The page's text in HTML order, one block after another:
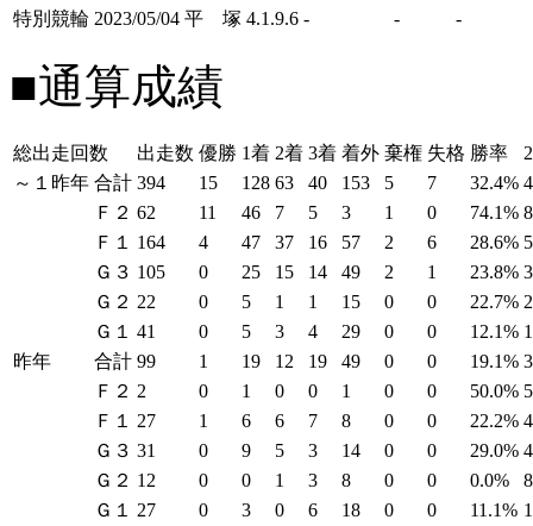
特別競輪 2023/05/04 平 塚 4.1.9.6 - - -
■通算成績
総出走回数 出走数 優勝 1着 2着 3着 着外 棄権 失格 勝率
～１昨年 合計 394 15 128 63 40 153 5 7 32.4%
Ｆ２ 62 11 46 7 5 3 1 0 74.1%
Ｆ１
164 4 47 37 16 57 2 6 28.6%
Ｇ３ 105 0 25 15 14 49 2 1 23.8%
Ｇ２ 22 0 5 1 1 15 0 0 22.7%
Ｇ１
41 0 5 3 4 29 0 0 12.1%
昨年
合計 99 1 19 12 19 49 0 0 19.1%
Ｆ２ 2 0 1 0 0 1 0 0 50.0%
Ｆ１
27 1 6 6 7 8 0 0 22.2%
Ｇ３ 31 0 9 5 3 14 0 0 29.0%
Ｇ２ 12 0 0 1 3 8 0 0 0.0%
Ｇ１
27 0 3 0 6 18 0 0 11.1%